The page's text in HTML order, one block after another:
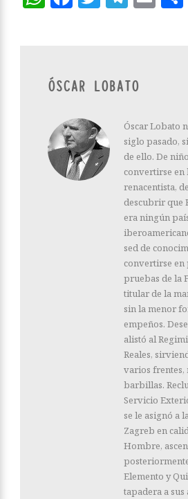
ÓSCAR LOBATO
Óscar Lobato
siglo pasado,
de ello. De
convertirse en
renacentista,
descubrir que
era ningún
sed de
convertirse en
pruebas de la
titular de la
sin la menor
empeños.
alistó al
Reales,
varios frentes,
barbillas.
Servicio
se le asignó a
Zagreb en
Hombre,
Elemento y
tapadera a sus